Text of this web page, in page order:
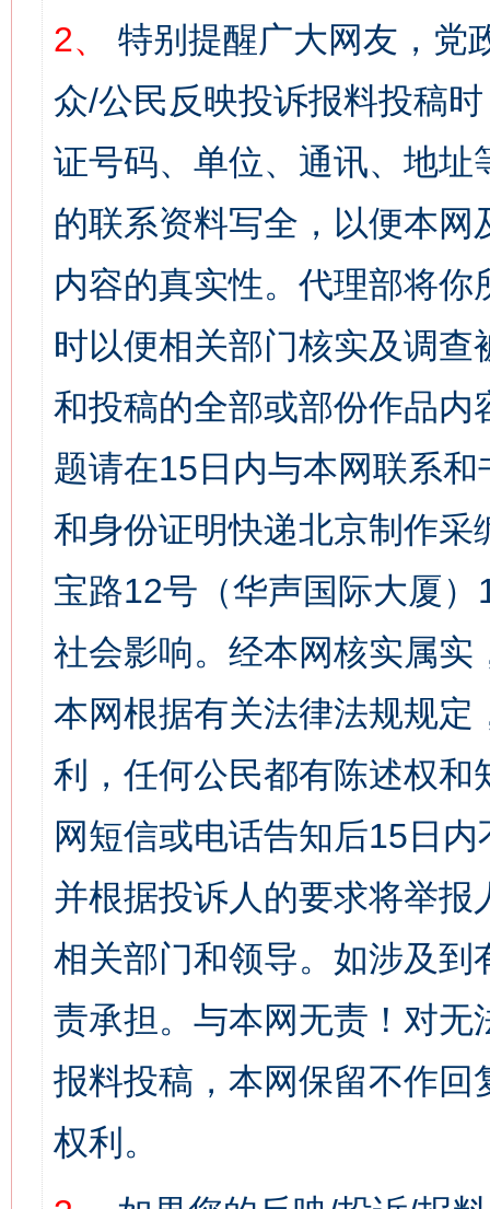
2、
特别提醒广大网友，党
众/公民反映投诉报料投稿
证号码、单位、通讯、地
的联系资料写全，以便本
内容的真实性。代理部将
时以便相关部门核实及调
和投稿的全部或部份作品
题请在15日内与本网联系
和身份证明快递北京制作
宝路12号（华声国际大厦
社会影响。经本网核实属
本网根据有关法律法规规
利，任何公民都有陈述权
网短信或电话告知后15日
并根据投诉人的要求将举
相关部门和领导。如涉及
责承担。与本网无责！对
报料投稿，本网保留不作
权利。